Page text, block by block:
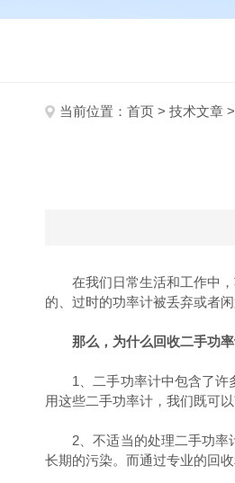
当前位置： 首页 > 技术文章
在我们日常生活和工作中，
的、过时的功率计被丢弃或者
那么，为什么回收二手功
1、二手功率计中包含了许多
用这些二手功率计，我们既可
2、不适当的处理二手功率计
长期的污染。而通过专业的回